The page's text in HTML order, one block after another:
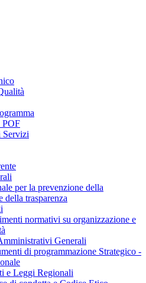
POF
Servizi
per la prevenzione della
della trasparenza
normativi su organizzazione e
Generali
di programmazione Strategico -
e Leggi Regionali